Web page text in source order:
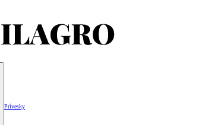
Prívesky